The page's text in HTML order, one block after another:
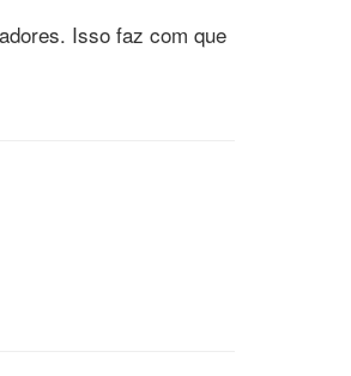
Isso faz com que